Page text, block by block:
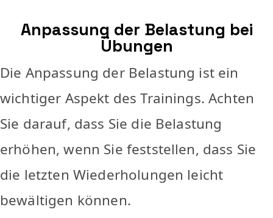
Anpassung der Belastung bei
Übungen
Die Anpassung der Belastung ist ein
wichtiger Aspekt des Trainings. Achten
Sie darauf, dass Sie die Belastung
erhöhen, wenn Sie feststellen, dass Sie
die letzten Wiederholungen leicht
bewältigen können.